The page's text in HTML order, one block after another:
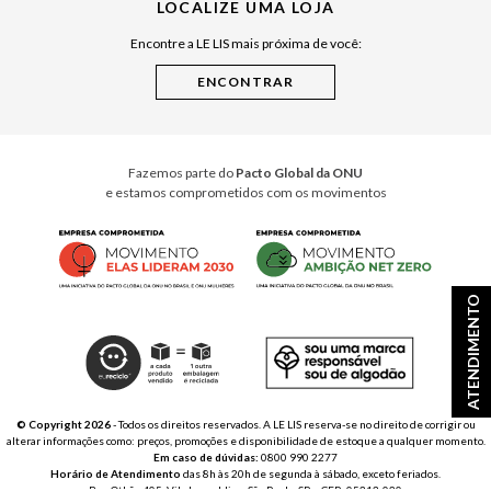
ATENDIMENTO
Cuidados Casa
LOCALIZE UMA LOJA
Encontre a LE LIS mais próxima de você:
Fazemos parte do Pacto Global da ONU
e estamos comprometidos com os movimentos
© Copyright 2026- Todos os direitos reservados. A LE LIS reserva-se no direito de corrigir ou
alterar informações como: preços, promoções e disponibilidade de estoque a qualquer momento.
Em caso de dúvidas: 0800 990 2277
Horário de Atendimento das 8h às 20h de segunda à sábado, exceto feriados.